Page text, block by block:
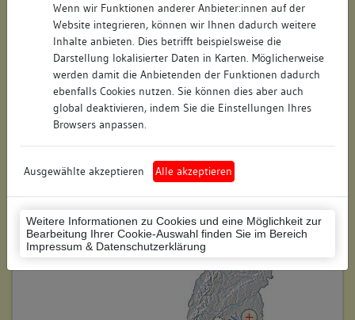
Wenn wir Funktionen anderer Anbieter:innen auf der
Website integrieren, können wir Ihnen dadurch weitere
Inhalte anbieten. Dies betrifft beispielsweise die
Darstellung lokalisierter Daten in Karten. Möglicherweise
werden damit die Anbietenden der Funktionen dadurch
ebenfalls Cookies nutzen. Sie können dies aber auch
global deaktivieren, indem Sie die Einstellungen Ihres
Browsers anpassen.
Ausgewählte akzeptieren Alle akzeptieren
Weitere Informationen zu Cookies und eine Möglichkeit zur
Bearbeitung Ihrer Cookie-Auswahl finden Sie im Bereich
Impressum & Datenschutzerklärung
Stadt-Teilort: Ravensburg
Regierungsbezirk: Tübingen
Ravensburg (Landkreis)
Wohnplatzschlüssel: 8436064109
Flurstücknummer: keine
Historischer Straßenname: keiner
Lage des Wohnplatzes: